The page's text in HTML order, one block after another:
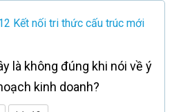
Kết nối tri thức cấu trúc mới
là không đúng khi nói về ý
kinh doanh?